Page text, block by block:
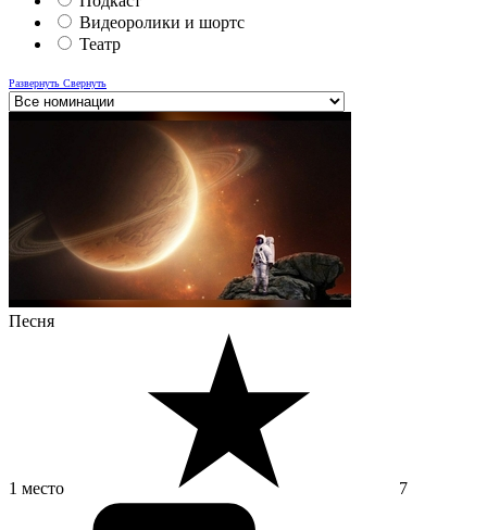
Видеоролики и шортс
Театр
Развернуть Свернуть
Песня
1 место 7